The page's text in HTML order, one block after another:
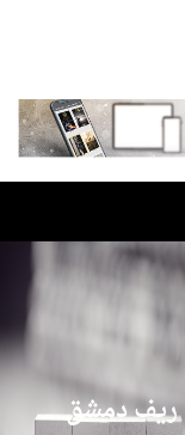
ريف دمشق